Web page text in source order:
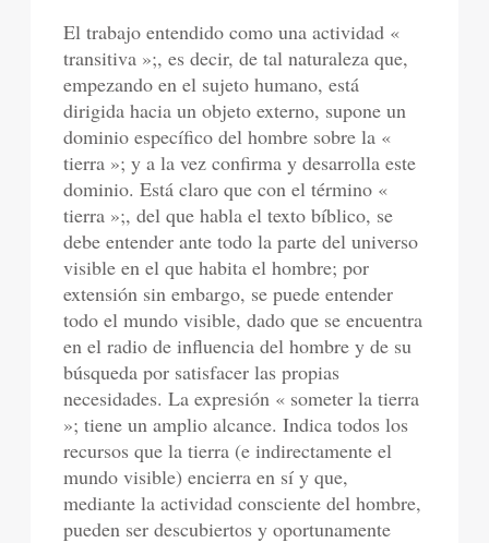
El trabajo entendido como una actividad «
transitiva »;, es decir, de tal naturaleza que,
empezando en el sujeto humano, está
dirigida hacia un objeto externo, supone un
dominio específico del hombre sobre la «
tierra »; y a la vez confirma y desarrolla este
dominio. Está claro que con el término «
tierra »;, del que habla el texto bíblico, se
debe entender ante todo la parte del universo
visible en el que habita el hombre; por
extensión sin embargo, se puede entender
todo el mundo visible, dado que se encuentra
en el radio de influencia del hombre y de su
búsqueda por satisfacer las propias
necesidades. La expresión « someter la tierra
»; tiene un amplio alcance. Indica todos los
recursos que la tierra (e indirectamente el
mundo visible) encierra en sí y que,
mediante la actividad consciente del hombre,
pueden ser descubiertos y oportunamente